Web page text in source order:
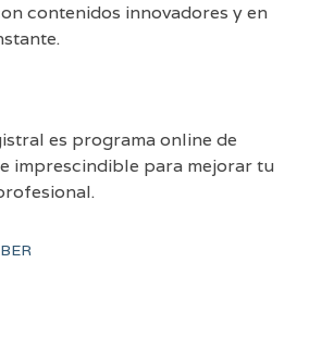
contenidos innovadores y en
es programa online de
imprescindible para mejorar tu